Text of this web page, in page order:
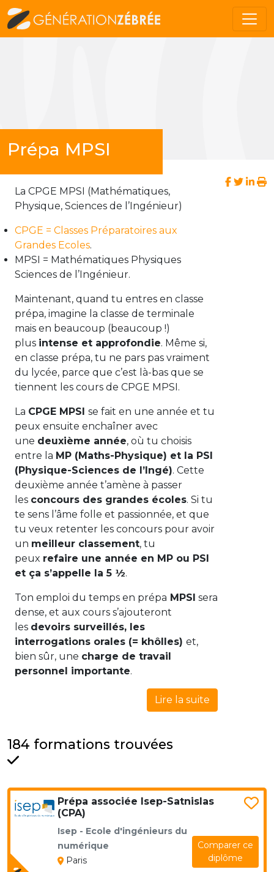
Prépa MPSI
La CPGE MPSI (Mathématiques,
Physique, Sciences de l’Ingénieur)
CPGE = Classes Préparatoires aux
Grandes Ecoles.
MPSI = Mathématiques Physiques
Sciences de l’Ingénieur.
Maintenant, quand tu entres en classe
prépa, imagine la classe de terminale
mais en beaucoup (beaucoup !)
plus intense et approfondie. Même si,
en classe prépa, tu ne pars pas vraiment
du lycée, parce que c’est là-bas que se
tiennent les cours de CPGE MPSI.
La CPGE MPSI se fait en une année et tu
peux ensuite enchaîner avec
une deuxième année, où tu choisis
entre la MP (Maths-Physique) et la PSI
(Physique-Sciences de l’Ingé). Cette
deuxième année t’amène à passer
les concours des grandes écoles. Si tu
te sens l’âme folle et passionnée, et que
tu veux retenter les concours pour avoir
un meilleur classement, tu
peux refaire une année en MP ou PSI
et ça s’appelle la 5 ½.
Ton emploi du temps en prépa MPSI sera
dense, et aux cours s’ajouteront
les devoirs surveillés, les
interrogations orales (= khôlles) et,
bien sûr, une charge de travail
personnel importante.
Lire la suite
184 formations trouvées
Prépa associée Isep-Satnislas
(CPA)
Isep - Ecole d'ingénieurs du
numérique
Paris
Comparer ce
diplôme